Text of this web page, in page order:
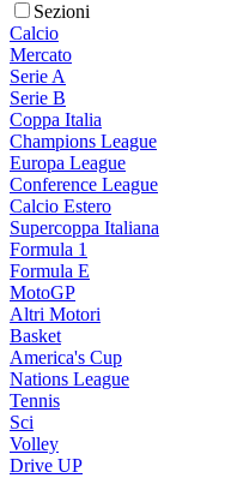
Sezioni
Calcio
Mercato
Serie A
Serie B
Coppa Italia
Champions League
Europa League
Conference League
Calcio Estero
Supercoppa Italiana
Formula 1
Formula E
MotoGP
Altri Motori
Basket
America's Cup
Nations League
Tennis
Sci
Volley
Drive UP